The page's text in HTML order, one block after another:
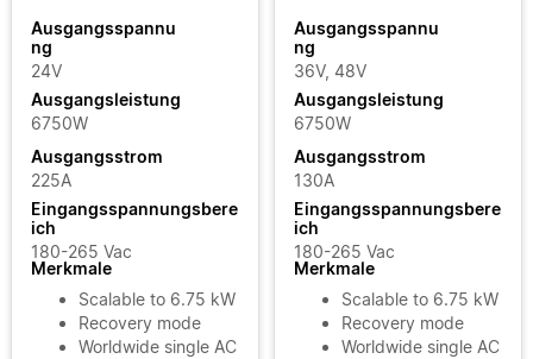
Ausgangsspannu
ng
24V
Ausgangsleistung
6750W
Ausgangsstrom
225A
Eingangsspannungsbere
ich
180-265 Vac
Merkmale
Scalable to 6.75 kW
Recovery mode
Worldwide single AC
Ausgangsspannu
ng
36V, 48V
Ausgangsleistung
6750W
Ausgangsstrom
130A
Eingangsspannungsbere
ich
180-265 Vac
Merkmale
Scalable to 6.75 kW
Recovery mode
Worldwide single AC